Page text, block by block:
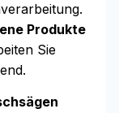
Produkte
Sie